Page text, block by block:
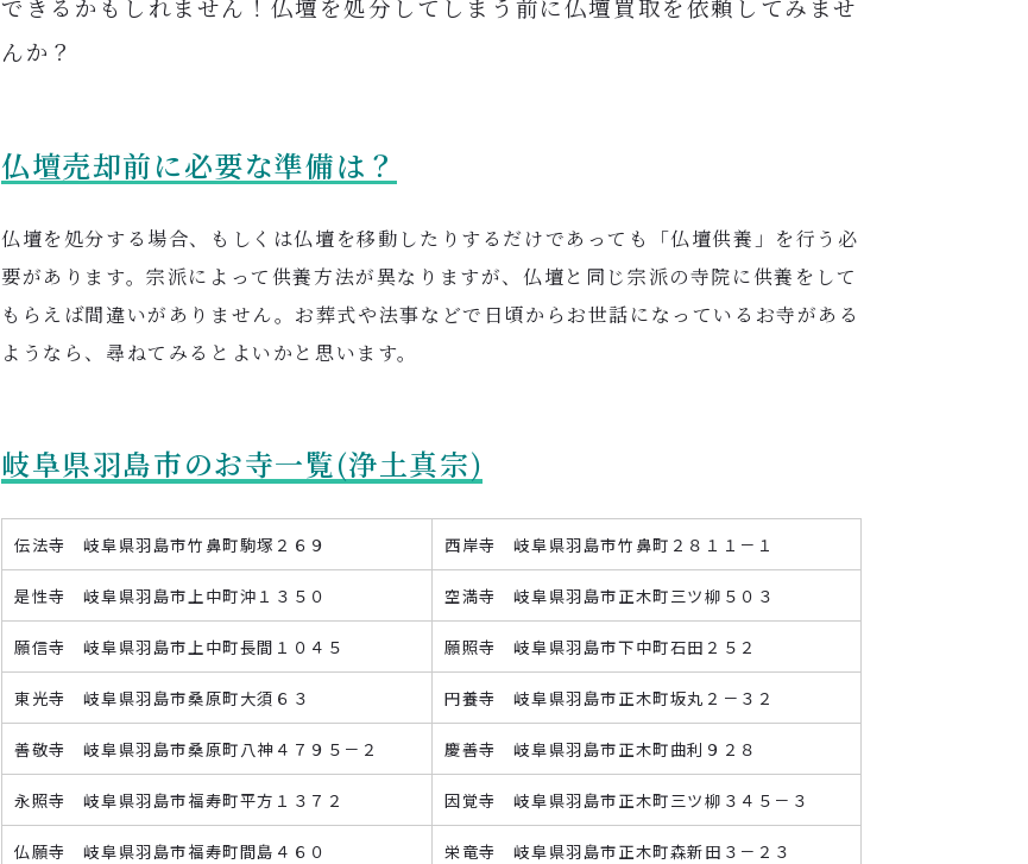
できるかもしれません！ 仏壇を処分してしまう前に仏壇買取を依頼してみませ
んか？
仏壇売却前に必要な準備は？
仏壇を処分する場合、もしくは仏壇を移動したりするだけであっても「仏壇供養」を行う必
要があります。宗派によって供養方法が異なりますが、仏壇と同じ宗派の寺院に供養をして
もらえば間違いがありません。お葬式や法事などで日頃からお世話になっているお寺がある
ようなら、尋ねてみるとよいかと思います。
岐阜県羽島市のお寺一覧(浄土真宗)
伝法寺 岐阜県羽島市竹鼻町駒塚２６９ 西岸寺 岐阜県羽島市竹鼻町２８１１－１
是性寺 岐阜県羽島市上中町沖１３５０ 空満寺 岐阜県羽島市正木町三ツ柳５０３
願信寺 岐阜県羽島市上中町長間１０４５ 願照寺 岐阜県羽島市下中町石田２５２
東光寺 岐阜県羽島市桑原町大須６３ 円養寺 岐阜県羽島市正木町坂丸２－３２
善敬寺 岐阜県羽島市桑原町八神４７９５－２ 慶善寺 岐阜県羽島市正木町曲利９２８
永照寺 岐阜県羽島市福寿町平方１３７２ 因覚寺 岐阜県羽島市正木町三ツ柳３４５－３
仏願寺 岐阜県羽島市福寿町間島４６０ 栄竜寺 岐阜県羽島市正木町森新田３－２３